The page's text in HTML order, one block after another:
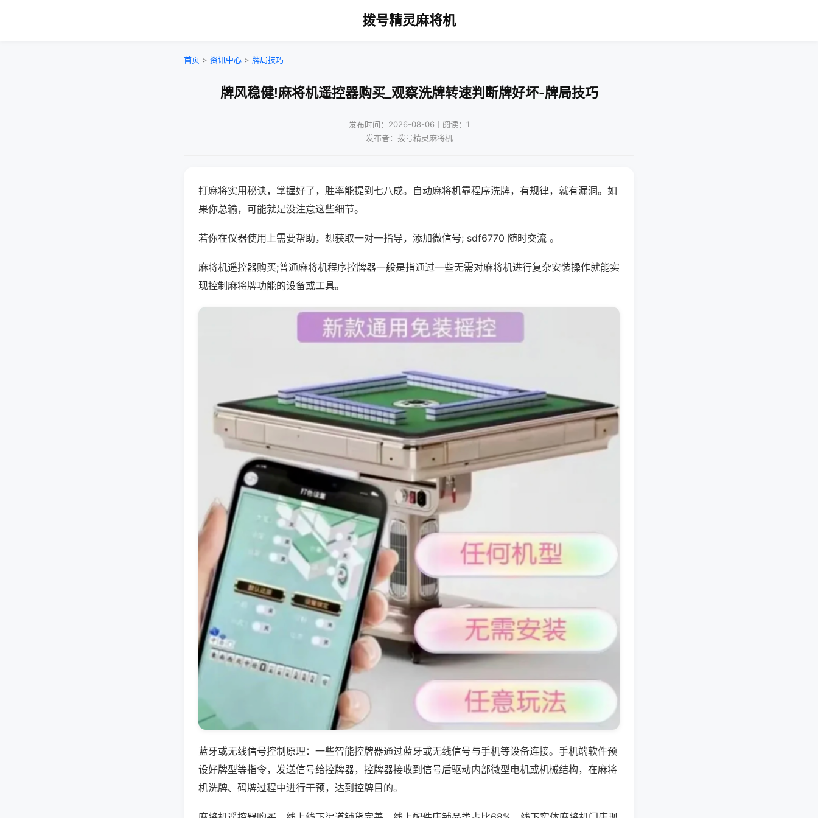
拨号精灵麻将机
首页 > 资讯中心 > 牌局技巧
牌风稳健!麻将机遥控器购买_观察洗牌转速判断牌好坏-牌局技巧
发布时间：2026-08-06｜阅读：1
发布者：拨号精灵麻将机
打麻将实用秘诀，掌握好了，胜率能提到七八成。自动麻将机靠程序洗牌，有规律，就有漏洞。如
果你总输，可能就是没注意这些细节。
若你在仪器使用上需要帮助，想获取一对一指导，添加微信号; sdf6770 随时交流 。
麻将机遥控器购买;普通麻将机程序控牌器一般是指通过一些无需对麻将机进行复杂安装操作就能实
现控制麻将牌功能的设备或工具。
蓝牙或无线信号控制原理：一些智能控牌器通过蓝牙或无线信号与手机等设备连接。手机端软件预
设好牌型等指令，发送信号给控牌器，控牌器接收到信号后驱动内部微型电机或机械结构，在麻将
机洗牌、码牌过程中进行干预，达到控牌目的。